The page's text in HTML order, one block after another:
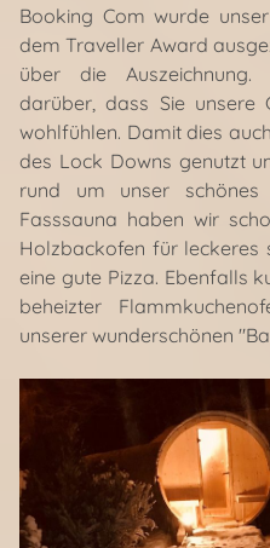
Booking Com wurde
dem Traveller Award
über die
darüber, dass Sie unsere
wohlfühlen. Damit dies
des Lock Downs genutzt
rund um unser schönes
Fasssauna haben wir
Holzbackofen für leckeres
eine gute Pizza. Ebenfalls
beheizter
unserer wunderschönen